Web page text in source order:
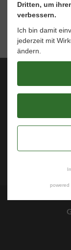
Dritten, um
verbessern.
Ich bin damit
jederzeit mit
ändern.
powered